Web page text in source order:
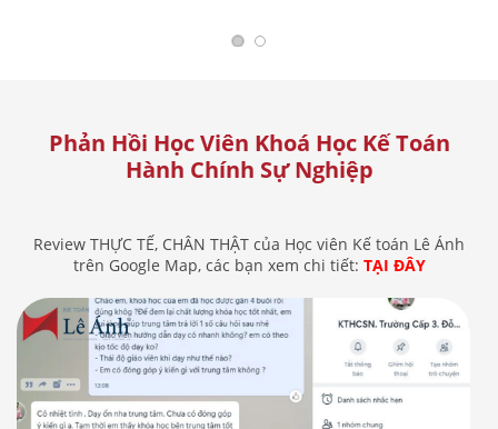
Phản Hồi Học Viên Khoá Học Kế Toán
Hành Chính Sự Nghiệp
Review THỰC TẾ, CHÂN THẬT của Học viên Kế toán Lê Ánh
trên Google Map, các bạn xem chi tiết: TẠI ĐÂY